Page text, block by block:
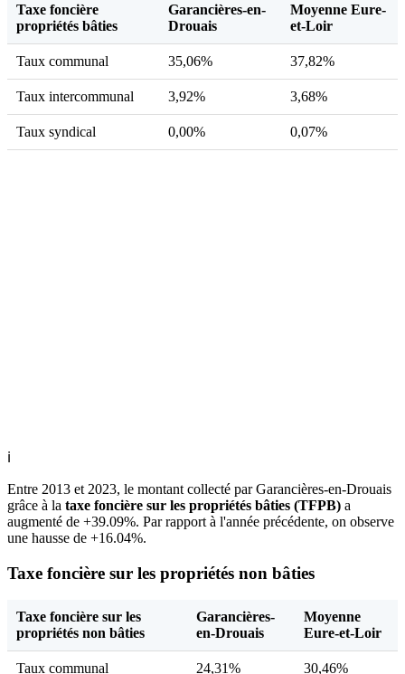
Taxe foncière
propriétés bâties
Garancières-en-
Drouais
Moyenne Eure-
et-Loir
Taux communal 35,06% 37,82%
Taux intercommunal 3,92% 3,68%
Taux syndical 0,00% 0,07%
ℹ
Entre 2013 et 2023, le montant collecté par Garancières-en-Drouais
grâce à la taxe foncière sur les propriétés bâties (TFPB) a
augmenté de +39.09%. Par rapport à l'année précédente, on observe
une hausse de +16.04%.
Taxe foncière sur les propriétés non bâties
Taxe foncière sur les
propriétés non bâties
Garancières-
en-Drouais
Moyenne
Eure-et-Loir
Taux communal 24,31% 30,46%